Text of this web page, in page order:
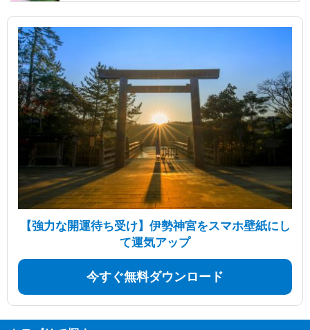
【強力な開運待ち受け】伊勢神宮をスマホ壁紙にし
て運気アップ
今すぐ無料ダウンロード